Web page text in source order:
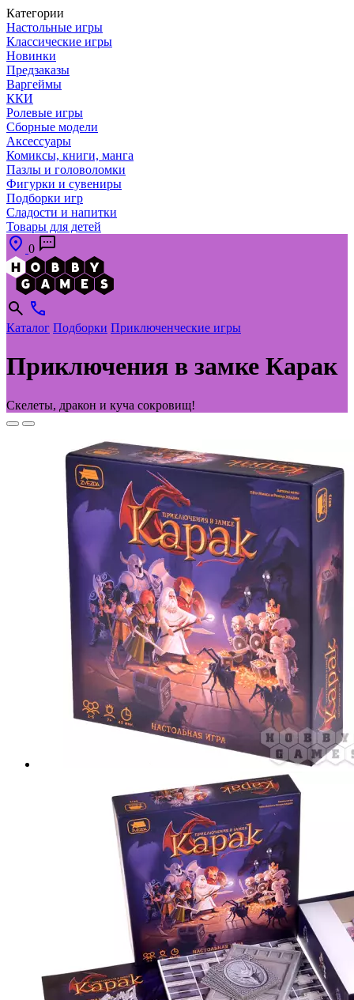
Категории
Настольные игры
Классические игры
Новинки
Предзаказы
Варгеймы
ККИ
Ролевые игры
Сборные модели
Аксессуары
Комиксы, книги, манга
Пазлы и головоломки
Фигурки и сувениры
Подборки игр
Сладости и напитки
Товары для детей
0
Каталог Подборки Приключенческие игры
Приключения в замке Карак
Скелеты, дракон и куча сокровищ!